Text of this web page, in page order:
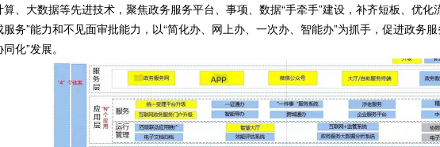
、大数据等先进技术，聚焦政务服务平台、事项、数据“手牵手”建设，补齐短板、优化
务”能力和不见面审批能力，以“简化办、网上办、一次办、智能办”为抓手，促进政务服
化”发展。